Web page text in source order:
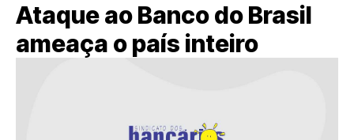
Ataque ao Banco do Brasil
ameaça o país inteiro